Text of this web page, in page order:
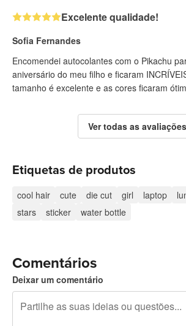
Excelente qualidade!
Sofia Fernandes
Encomendei autocolantes com o Pikachu
aniversário do meu filho e ficaram
tamanho é excelente e as cores ficaram
Ver todas as avaliações
Etiquetas de produtos
cool hair cute die cut girl laptop
stars
sticker water bottle
Comentários
Deixar um comentário